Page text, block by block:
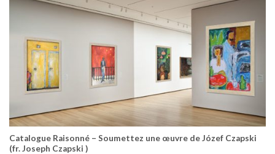
Catalogue Raisonné – Soumettez une œuvre de Józef Czapski
(fr. Joseph Czapski )